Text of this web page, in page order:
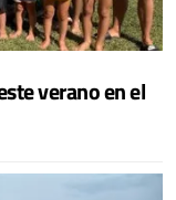
verano en el